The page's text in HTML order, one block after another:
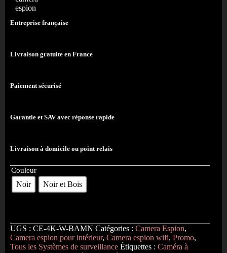
Entreprise française
Livraison gratuite en France
Paiement sécurisé
Garantie et SAV avec réponse rapide
Livraison à domicile ou point relais
Couleur
Noir Noir et Bois
UGS : CE-4K-W-BAMN Catégories : Camera Espion,
Camera espion pour intérieur, Camera espion wifi, Promo,
Tous les Systèmes de surveillance Étiquettes : Caméra à